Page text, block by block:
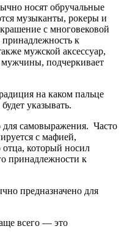
носят обручальные
музыканты, рокеры и
с многовековой
к
мужской аксессуар,
мужчины, подчеркивает
на каком пальце
указывать.
для самовыражения. Часто
с мафией,
отца, который носил
принадлежности к
предназначено для
всего — это